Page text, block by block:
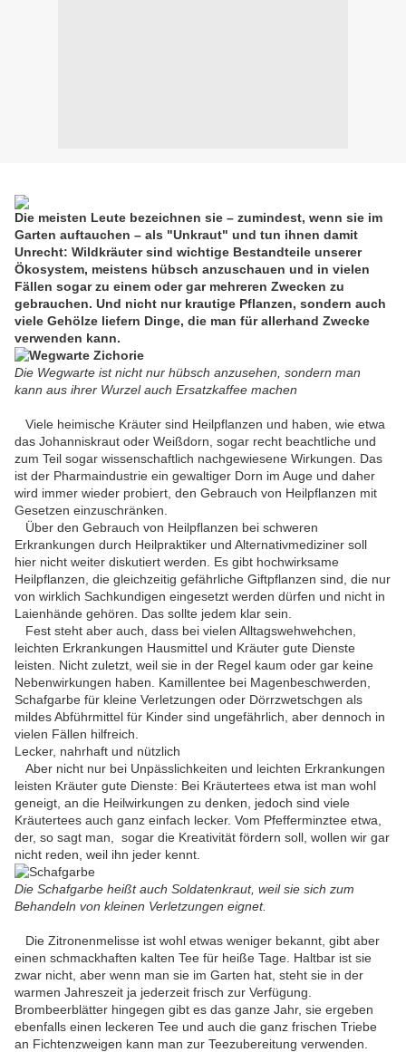
Die meisten Leute bezeichnen sie – zumindest, wenn sie im
Garten auftauchen – als "Unkraut" und tun ihnen damit
Unrecht: Wildkräuter sind wichtige Bestandteile unserer
Ökosystem, meistens hübsch anzuschauen und in vielen
Fällen sogar zu einem oder gar mehreren Zwecken zu
gebrauchen. Und nicht nur krautige Pflanzen, sondern auch
viele Gehölze liefern Dinge, die man für allerhand Zwecke
verwenden kann.
Die Wegwarte ist nicht nur hübsch anzusehen, sondern man
kann aus ihrer Wurzel auch Ersatzkaffee machen
Viele heimische Kräuter sind Heilpflanzen und haben, wie etwa
das Johanniskraut oder Weißdorn, sogar recht beachtliche und
zum Teil sogar wissenschaftlich nachgewiesene Wirkungen. Das
ist der Pharmaindustrie ein gewaltiger Dorn im Auge und daher
wird immer wieder probiert, den Gebrauch von Heilpflanzen mit
Gesetzen einzuschränken.
Über den Gebrauch von Heilpflanzen bei schweren
Erkrankungen durch Heilpraktiker und Alternativmediziner soll
hier nicht weiter diskutiert werden. Es gibt hochwirksame
Heilpflanzen, die gleichzeitig gefährliche Giftpflanzen sind, die nur
von wirklich Sachkundigen eingesetzt werden dürfen und nicht in
Laienhände gehören. Das sollte jedem klar sein.
Fest steht aber auch, dass bei vielen Alltagswehwehchen,
leichten Erkrankungen Hausmittel und Kräuter gute Dienste
leisten. Nicht zuletzt, weil sie in der Regel kaum oder gar keine
Nebenwirkungen haben. Kamillentee bei Magenbeschwerden,
Schafgarbe für kleine Verletzungen oder Dörrzwetschgen als
mildes Abführmittel für Kinder sind ungefährlich, aber dennoch in
vielen Fällen hilfreich.
Lecker, nahrhaft und nützlich
Aber nicht nur bei Unpässlichkeiten und leichten Erkrankungen
leisten Kräuter gute Dienste: Bei Kräutertees etwa ist man wohl
geneigt, an die Heilwirkungen zu denken, jedoch sind viele
Kräutertees auch ganz einfach lecker. Vom Pfefferminztee etwa,
der, so sagt man, sogar die Kreativität fördern soll, wollen wir gar
nicht reden, weil ihn jeder kennt.
Die Schafgarbe heißt auch Soldatenkraut, weil sie sich zum
Behandeln von kleinen Verletzungen eignet.
Die Zitronenmelisse ist wohl etwas weniger bekannt, gibt aber
einen schmackhaften kalten Tee für heiße Tage. Haltbar ist sie
zwar nicht, aber wenn man sie im Garten hat, steht sie in der
warmen Jahreszeit ja jederzeit frisch zur Verfügung.
Brombeerblätter hingegen gibt es das ganze Jahr, sie ergeben
ebenfalls einen leckeren Tee und auch die ganz frischen Triebe
an Fichtenzweigen kann man zur Teezubereitung verwenden.